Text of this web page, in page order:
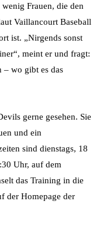
Frauen, die den
Vaillancourt Baseball
ist. „Nirgends sonst
meint er und fragt:
– wo gibt es das
gerne gesehen. Sie
und ein
sind dienstags, 18
Uhr, auf dem
das Training in die
der Homepage der